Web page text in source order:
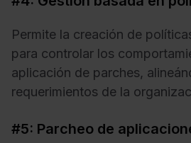
Permite la creación de
para controlar los
aplicación de parches,
requerimientos de la
#5: Parcheo de